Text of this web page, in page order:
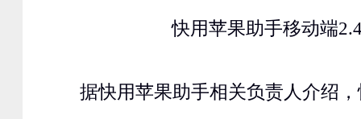
快用苹果助手移动端
据快用苹果助手相关负责人介绍